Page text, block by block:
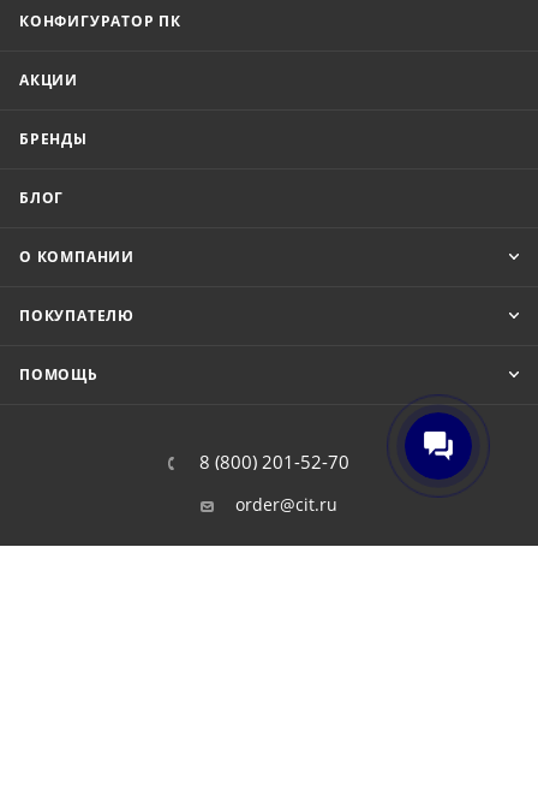
КОНФИГУРАТОР ПК
АКЦИИ
БРЕНДЫ
БЛОГ
О КОМПАНИИ
ПОКУПАТЕЛЮ
ПОМОЩЬ
8 (800) 201-52-70
order@cit.ru
109462, г. Москва, Волгоградский